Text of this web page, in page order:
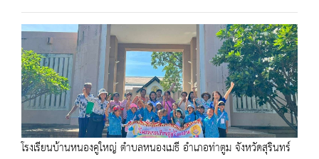
โรงเรียนบ้านหนองคูใหญ่ ตำบลหนองเมธี อำเภอท่าตูม จังหวัดสุรินทร์